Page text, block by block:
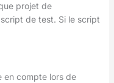
projet de
de test. Si le script
en compte lors de